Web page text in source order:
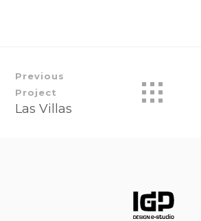
Previous
Project
Las Villas